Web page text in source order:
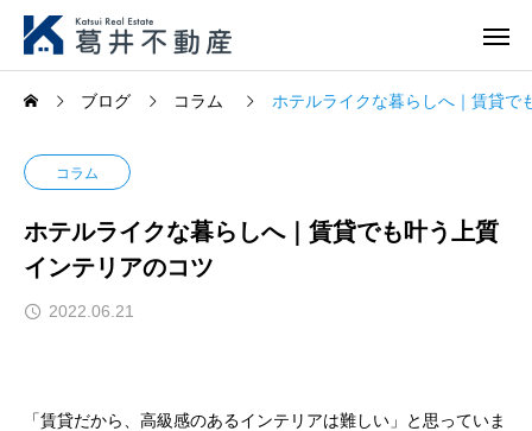
ブログ コラム ホテルライクな暮らしへ｜賃貸で
コラム
ホテルライクな暮らしへ｜賃貸でも叶う上質
インテリアのコツ
2022.06.21
「賃貸だから、高級感のあるインテリアは難しい」と思っていま